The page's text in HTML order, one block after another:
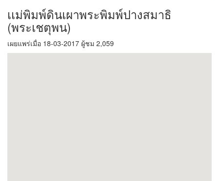
เเม่พิมพ์ดินเผาพระพิมพ์ปางสมาธิ
(พระเชตุพน)
เผยแพร่เมื่อ 18-03-2017 ผู้ชม 2,059